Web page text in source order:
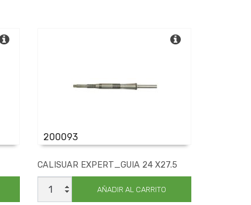
200093
CALISUAR EXPERT_GUIA 24 X27.5
CALISUAR
EXPERT_GUIA
24
AÑADIR AL CARRITO